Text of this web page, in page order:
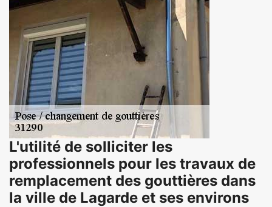
L'utilité de solliciter les
professionnels pour les travaux de
remplacement des gouttières dans
la ville de Lagarde et ses environs